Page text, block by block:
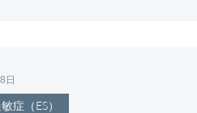
症（ES）
日